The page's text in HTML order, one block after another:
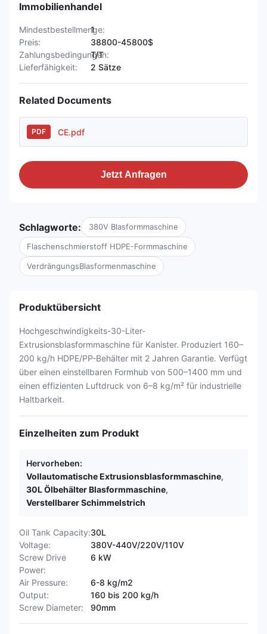
Immobilienhandel
Mindestbestellmenge:
1
Preis:
38800-45800$
Zahlungsbedingungen:
T/T
Lieferfähigkeit:
2 Sätze
Related Documents
PDF CE.pdf
Jetzt Anfragen
Schlagworte: 380V Blasformmaschine
Flaschenschmierstoff HDPE-Formmaschine
VerdrängungsBlasformenmaschine
Produktübersicht
Hochgeschwindigkeits-30-Liter-
Extrusionsblasformmaschine für Kanister. Produziert 160–
200 kg/h HDPE/PP-Behälter mit 2 Jahren Garantie. Verfügt
über einen einstellbaren Formhub von 500–1400 mm und
einen effizienten Luftdruck von 6–8 kg/m² für industrielle
Haltbarkeit.
Einzelheiten zum Produkt
Hervorheben:
Vollautomatische Extrusionsblasformmaschine,
30L Ölbehälter Blasformmaschine,
Verstellbarer Schimmelstrich
Oil Tank Capacity:30L
Voltage:
380V-440V/220V/110V
Screw Drive
Power:
6 kW
Air Pressure:
6-8 kg/m2
Output:
160 bis 200 kg/h
Screw Diameter:
90mm